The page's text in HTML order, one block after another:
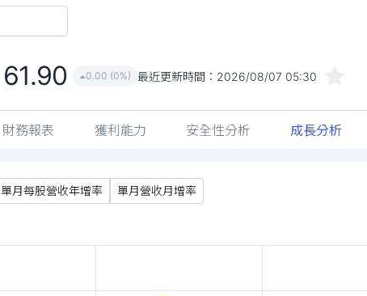
61.90 0.00 (0%) 最近更新時間： 2026/08/07 05:30
財務報表 獲利能力 安全性分析 成長分析
單月每股營收年增率 單月營收月增率